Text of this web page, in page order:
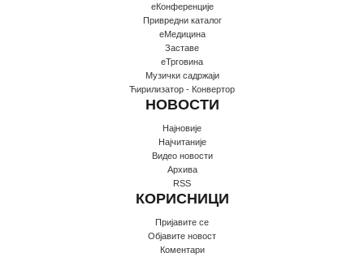
еКонференције
Привредни каталог
еМедицина
Заставе
еТрговина
Музички садржаји
Ћирилизатор - Конвертор
НОВОСТИ
Најновије
Најчитаније
Видео новости
Архива
RSS
КОРИСНИЦИ
Пријавите се
Oбјавите новост
Коментари